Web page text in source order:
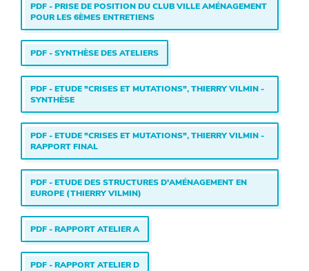
PDF - PRISE DE POSITION DU CLUB VILLE AMÉNAGEMENT
POUR LES 6ÈMES ENTRETIENS
PDF - SYNTHÈSE DES ATELIERS
PDF - ETUDE "CRISES ET MUTATIONS", THIERRY VILMIN -
SYNTHÈSE
PDF - ETUDE "CRISES ET MUTATIONS", THIERRY VILMIN -
RAPPORT FINAL
PDF - ETUDE DES STRUCTURES D'AMÉNAGEMENT EN
EUROPE (THIERRY VILMIN)
PDF - RAPPORT ATELIER A
PDF - RAPPORT ATELIER D